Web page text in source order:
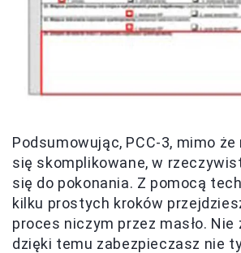
Podsumowując, PCC-3, mimo
się skomplikowane, w
się do pokonania. Z pomocą
kilku prostych kroków
proces niczym przez masło. Nie
dzięki temu zabezpieczasz nie